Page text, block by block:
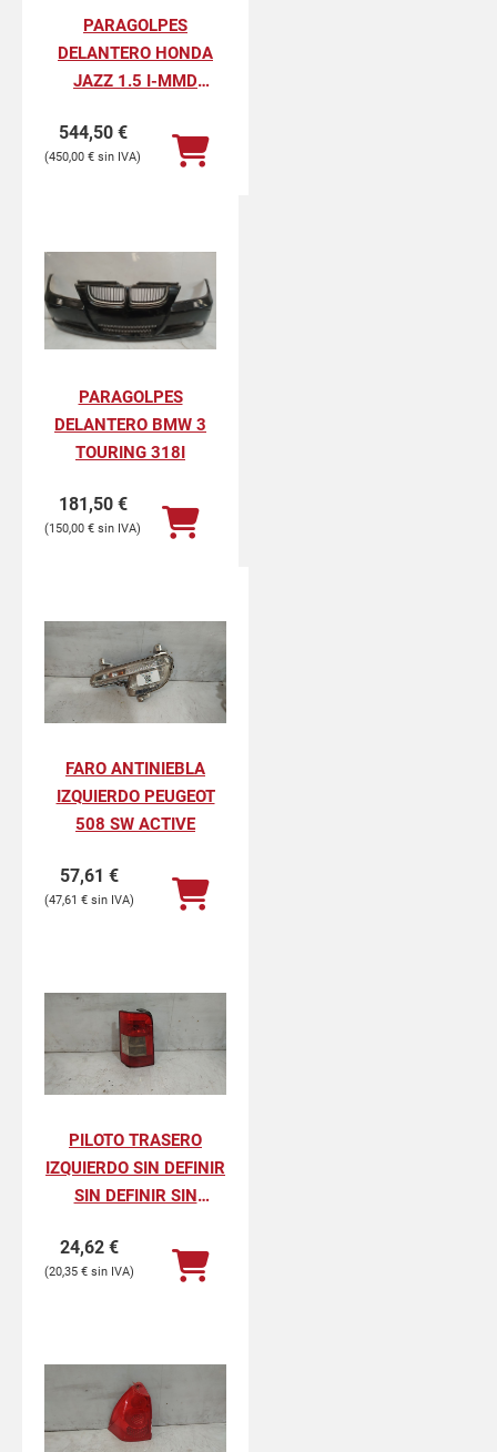
PARAGOLPES
DELANTERO HONDA
JAZZ 1.5 I-MMD
544,50 €
450,00 €
PARAGOLPES
DELANTERO BMW 3
TOURING 318I
181,50 €
150,00 €
FARO ANTINIEBLA
IZQUIERDO PEUGEOT
508 SW ACTIVE
57,61 €
47,61 €
PILOTO TRASERO
IZQUIERDO SIN DEFINIR
SIN DEFINIR SIN
24,62 €
20,35 €